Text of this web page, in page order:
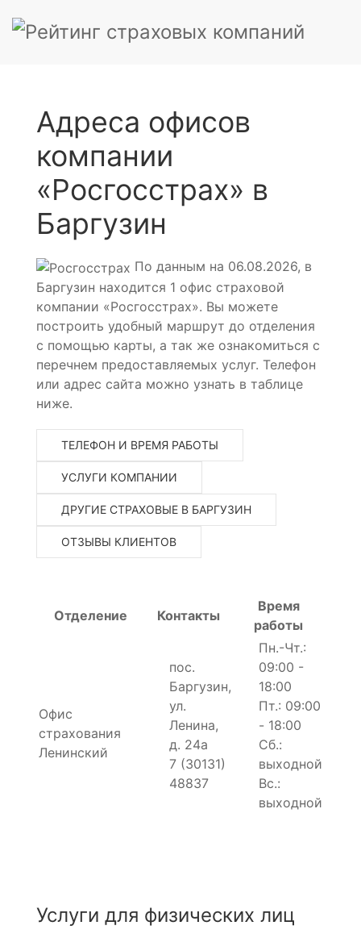
Адреса офисов
компании
«Росгосстрах» в
Баргузин
По данным на 06.08.2026, в
Баргузин находится 1 офис страховой
компании «Росгосстрах». Вы можете
построить удобный маршрут до отделения
с помощью карты, а так же ознакомиться с
перечнем предоставляемых услуг. Телефон
или адрес сайта можно узнать в таблице
ниже.
ТЕЛЕФОН И ВРЕМЯ РАБОТЫ
УСЛУГИ КОМПАНИИ
ДРУГИЕ СТРАХОВЫЕ В БАРГУЗИН
ОТЗЫВЫ КЛИЕНТОВ
Отделение Контакты
Время
работы
Офис
страхования
Ленинский
пос.
Баргузин,
ул.
Ленина,
д. 24а
7 (30131)
48837
Пн.-Чт.:
09:00 -
18:00
Пт.: 09:00
- 18:00
Сб.:
выходной
Вс.:
выходной
Услуги для физических лиц